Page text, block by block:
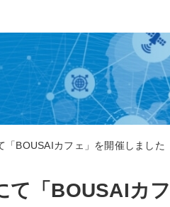
BOUSAIカフェ」を開催しました
「BOUSAIカフ